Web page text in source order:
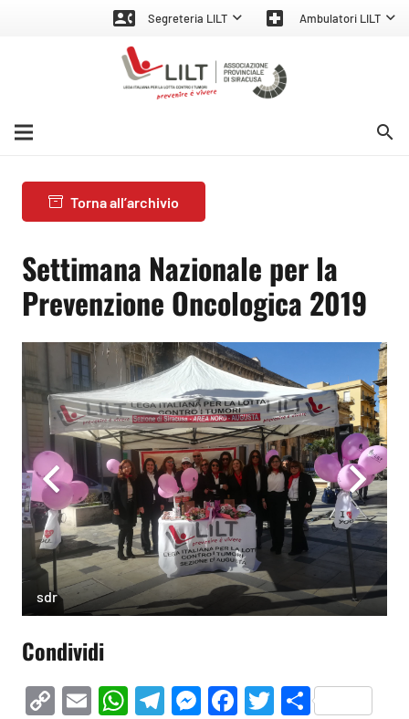
contact_phone Segreteria LILT local_hospital Ambulatori LILT
search
Torna all’archivio
Settimana Nazionale per la
Prevenzione Oncologica 2019
sdr
Condividi
CopyEmailWhatsApp
Telegram
Messenger
Facebook
Twitter